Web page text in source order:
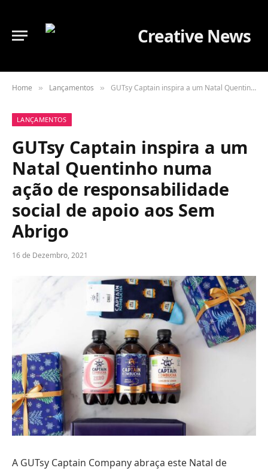
Home » Lançamentos » GUTsy Captain inspira a um Natal Quentinho numa ação de responsabilidade social de apoio aos Sem Abrigo
LANÇAMENTOS
GUTsy Captain inspira a um
Natal Quentinho numa
ação de responsabilidade
social de apoio aos Sem
Abrigo
16 de Dezembro, 2021
A GUTsy Captain Company abraça este Natal de